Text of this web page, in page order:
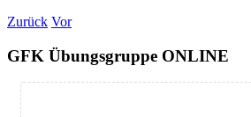
Zurück Vor
GFK Übungsgruppe ONLINE